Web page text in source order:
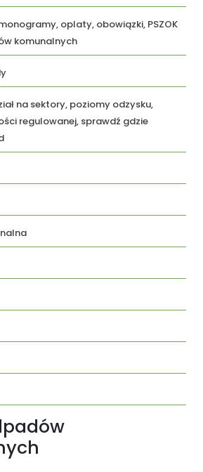
oplaty, obowiązki, PSZOK
komunalnych
na sektory, poziomy odzysku,
regulowanej, sprawdź gdzie